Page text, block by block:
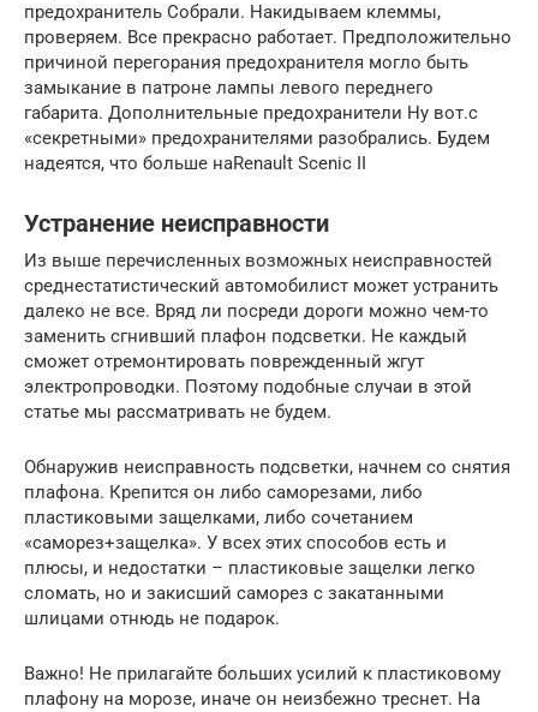
предохранитель Собрали. Накидываем клеммы,
проверяем. Все прекрасно работает. Предположительно
причиной перегорания предохранителя могло быть
замыкание в патроне лампы левого переднего
габарита. Дополнительные предохранители Ну вот.с
«секретными» предохранителями разобрались. Будем
надеятся, что больше наRenault Scenic II
Устранение неисправности
Из выше перечисленных возможных неисправностей
среднестатистический автомобилист может устранить
далеко не все. Вряд ли посреди дороги можно чем-то
заменить сгнивший плафон подсветки. Не каждый
сможет отремонтировать поврежденный жгут
электропроводки. Поэтому подобные случаи в этой
статье мы рассматривать не будем.
Обнаружив неисправность подсветки, начнем со снятия
плафона. Крепится он либо саморезами, либо
пластиковыми защелками, либо сочетанием
«саморез+защелка». У всех этих способов есть и
плюсы, и недостатки – пластиковые защелки легко
сломать, но и закисший саморез с закатанными
шлицами отнюдь не подарок.
Важно! Не прилагайте больших усилий к пластиковому
плафону на морозе, иначе он неизбежно треснет. На